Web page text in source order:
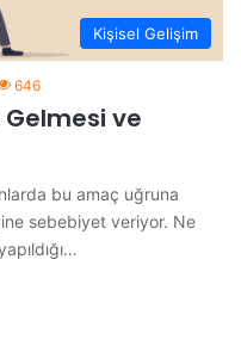
Kişisel Gelişim
646
Gelmesi ve
bu amaç uğruna
sebebiyet veriyor. Ne